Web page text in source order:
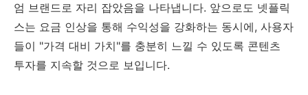
엄 브랜드로 자리 잡았음을 나타냅니다. 앞으로도 넷플릭
스는 요금 인상을 통해 수익성을 강화하는 동시에, 사용자
들이 "가격 대비 가치"를 충분히 느낄 수 있도록 콘텐츠
투자를 지속할 것으로 보입니다.